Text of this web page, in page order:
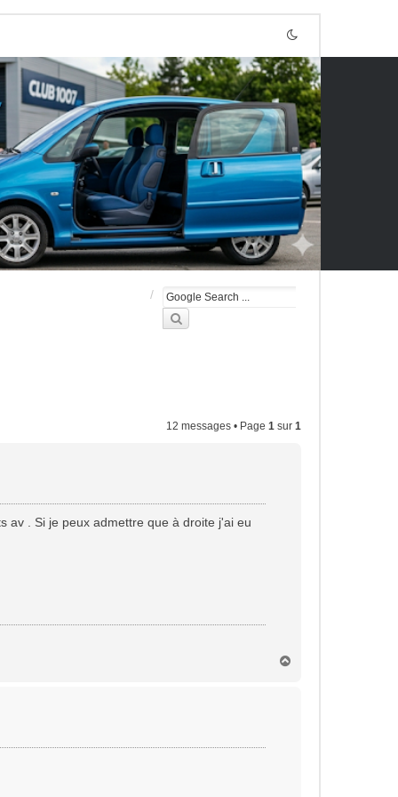
12 messages • Page 1 sur 1
av . Si je peux admettre que à droite j'ai eu